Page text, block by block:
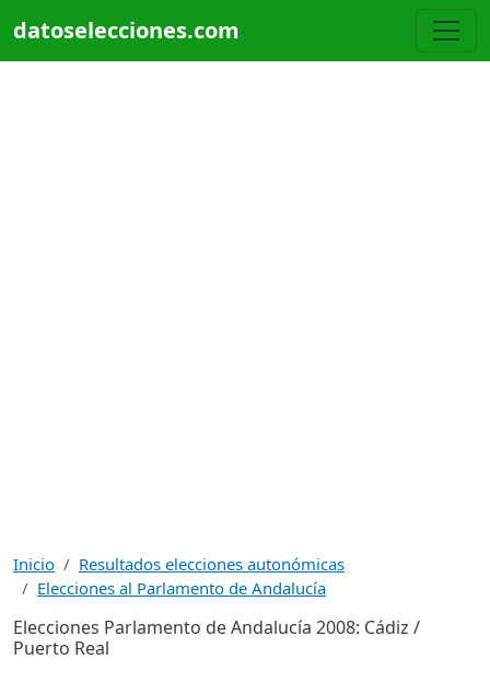
datoselecciones.com
Inicio
Resultados elecciones autonómicas
Elecciones al Parlamento de Andalucía
Elecciones Parlamento de Andalucía 2008: Cádiz /
Puerto Real